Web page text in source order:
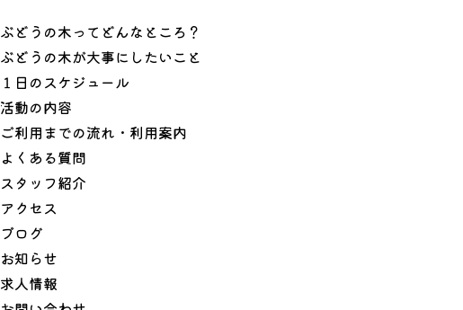
ぶどうの木ってどんなところ？
ぶどうの木が大事にしたいこと
１日のスケジュール
活動の内容
ご利用までの流れ・利用案内
よくある質問
スタッフ紹介
アクセス
ブログ
お知らせ
求人情報